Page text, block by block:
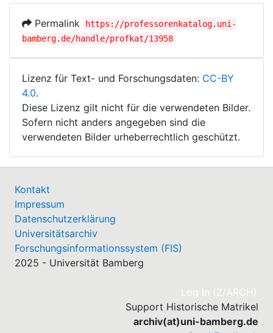
Permalink
https://professorenkatalog.uni-
bamberg.de/handle/profkat/13958
Lizenz für Text- und Forschungsdaten: CC-BY
4.0.
Diese Lizenz gilt nicht für die verwendeten Bilder.
Sofern nicht anders angegeben sind die
verwendeten Bilder urheberrechtlich geschützt.
Kontakt
Impressum
Datenschutzerklärung
Universitätsarchiv
Forschungsinformationssystem (FIS)
2025 - Universität Bamberg
Log In (Z/ARCH)
Support Historische Matrikel
archiv(at)uni-bamberg.de